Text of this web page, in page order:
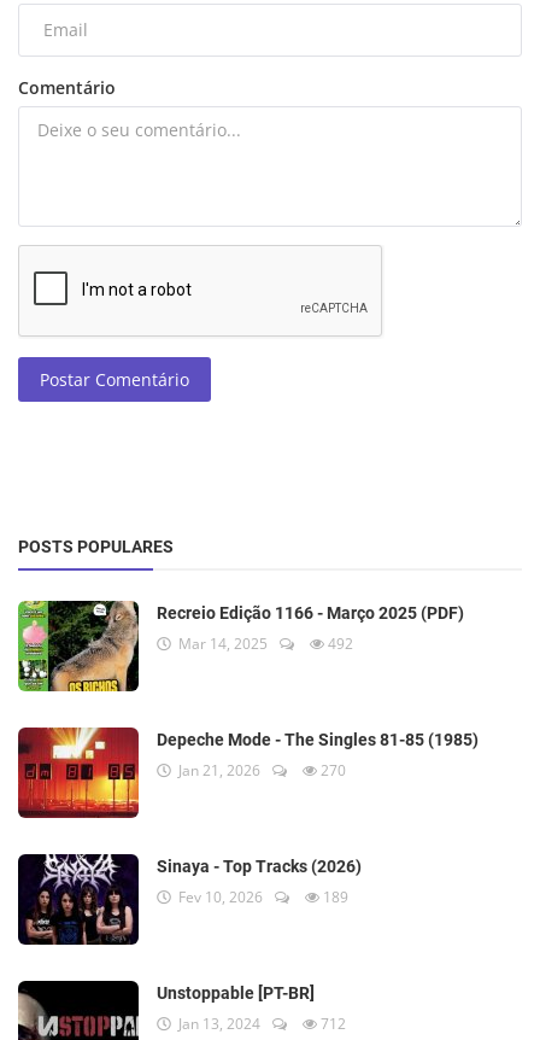
Comentário
Postar Comentário
POSTS POPULARES
Recreio Edição 1166 - Março 2025 (PDF)
Mar 14, 2025 492
Depeche Mode - The Singles 81-85 (1985)
Jan 21, 2026 270
Sinaya - Top Tracks (2026)
Fev 10, 2026 189
Unstoppable [PT-BR]
Jan 13, 2024 712